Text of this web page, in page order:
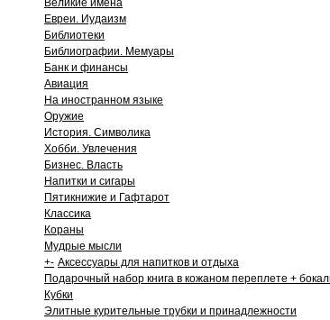
Великие имена
Евреи. Иудаизм
Библиотеки
Библиографии. Мемуары
Банк и финансы
Авиация
На иностранном языке
Оружие
История. Символика
Хобби. Увлечения
Бизнес. Власть
Напитки и сигары
Пятикнижие и Гафтарот
Классика
Кораны
Мудрые мысли
+- Аксессуары для напитков и отдыха
Подарочный набор книга в кожаном переплете +
Кубки
Элитные курительные трубки и принадлежности